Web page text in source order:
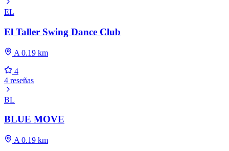
EL
El Taller Swing Dance Club
A 0.19 km
4
4 reseñas
BL
BLUE MOVE
A 0.19 km